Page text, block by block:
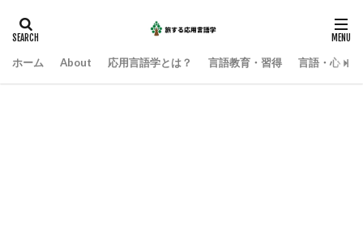
ホーム About 応用言語学とは？ 言語教育・習得 言語・心・